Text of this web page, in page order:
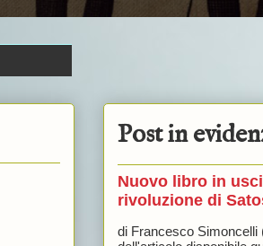
Post in
Nuovo libro in
rivoluzione di
di Francesco Simoncelli